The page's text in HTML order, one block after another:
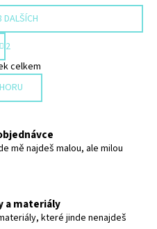
O
v
l
á
a
c
v
S
t
r
á
n
k
v
á
2
celkem
mě najdeš malou, ale milou
a materiály
které jinde nenajdeš